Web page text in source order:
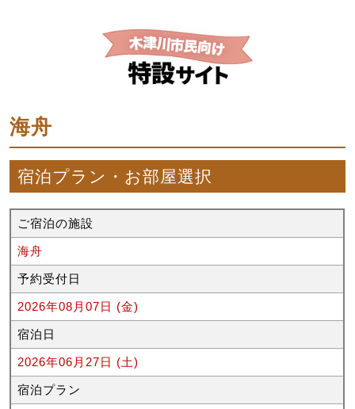
海舟
宿泊プラン・お部屋選択
ご宿泊の施設
海舟
予約受付日
2026年08月07日 (金)
宿泊日
2026年06月27日 (土)
宿泊プラン